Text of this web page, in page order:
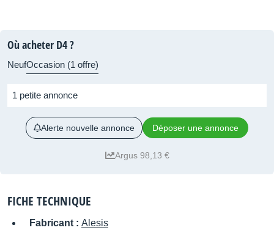
Où acheter D4 ?
NeufOccasion (1 offre)
1 petite annonce
Alerte nouvelle annonce Déposer une annonce
Argus 98,13 €
FICHE TECHNIQUE
Fabricant : Alesis